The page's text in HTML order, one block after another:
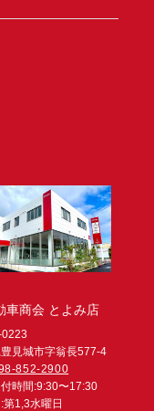
車商会 とよみ店
見城市字翁長577-4
852-2900
時間:9:30〜17:30
第1,3水曜日